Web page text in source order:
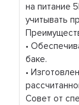
на питание
учитывать
•
баке.
•
Совет от